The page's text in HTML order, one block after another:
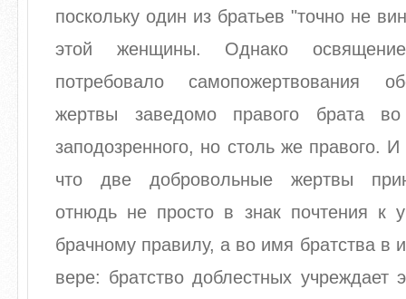
поскольку один из братьев "точно не
этой женщины. Однако
потребовало самопожертвования
жертвы заведомо правого брата
заподозренного, но столь же правого.
что две добровольные жертвы
отнюдь не просто в знак почтения к
брачному правилу, а во имя братства в
вере: братство доблестных учреждает